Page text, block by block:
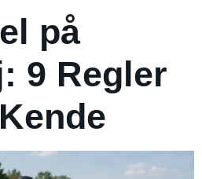
på
9 Regler